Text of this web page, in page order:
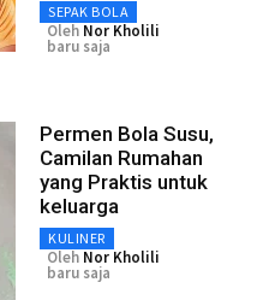
SEPAK BOLA
Oleh Nor Kholili
baru saja
Permen Bola Susu,
Camilan Rumahan
yang Praktis untuk
keluarga
KULINER
Oleh Nor Kholili
baru saja